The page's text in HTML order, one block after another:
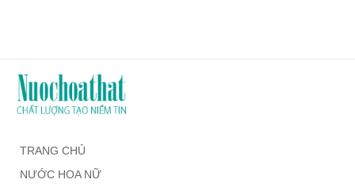
TRANG CHỦ
NƯỚC HOA NỮ